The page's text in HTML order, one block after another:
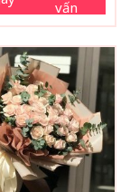
vấn